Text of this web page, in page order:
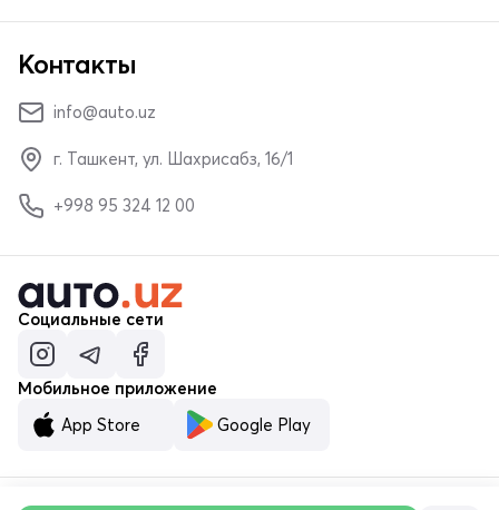
Контакты
info@auto.uz
г. Ташкент, ул. Шахрисабз, 16/1
+998 95 324 12 00
Социальные сети
Мобильное приложение
App Store
Google Play